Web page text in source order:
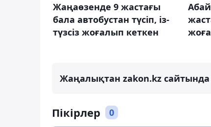
Жаңаөзенде 9 жастағы
бала автобустан түсіп, із-
түзсіз жоғалып кеткен
Жаңалықтан zakon.kz
Пікірлер 0